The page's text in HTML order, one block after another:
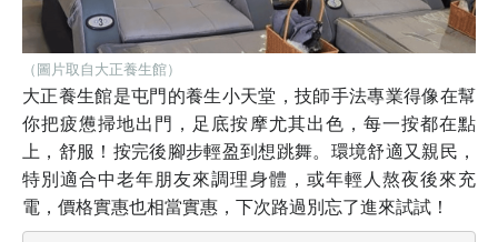
（圖片取自大正養生館）
大正養生館是屯門的養生小天堂，技師手法專業得像在幫
你把疲憊掃地出門，足底按摩尤其出色，每一按都在點
上，舒服！按完後腳步輕盈到想跳舞。環境舒適又親民，
特別適合中老年朋友來調理身體，或年輕人熬夜後來充
電，價格實惠也相當實惠，下次路過別忘了進來試試！